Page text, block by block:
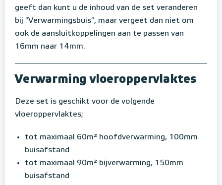
geeft dan kunt u de inhoud van de set veranderen
bij "Verwarmingsbuis", maar vergeet dan niet om
ook de aansluitkoppelingen aan te passen van
16mm naar 14mm.
Verwarming vloeroppervlaktes
Deze set is geschikt voor de volgende
vloeroppervlaktes;
tot maximaal 60m² hoofdverwarming, 100mm
buisafstand
tot maximaal 90m² bijverwarming, 150mm
buisafstand